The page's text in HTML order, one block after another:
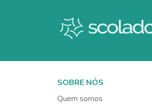
SOBRE NÓS
Quem somos